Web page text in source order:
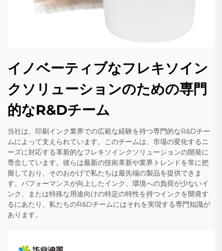
イノベーティブなフレキソイン
クソリューションのための専門
的なR&Dチーム
当社は、印刷インク業界での広範な経験を持つ専門的なR&Dチー
ムによって支えられています。このチームは、市場の変化するニ
ーズに対応する革新的なフレキソインクソリューションの開発に
専念しています。彼らは最新の技術革新や業界トレンドを常に把
握しており、そのおかげで私たちは最先端の製品を提供できま
す。パフォーマンスが向上したインク、環境への負荷が少ないイ
ンク、または特殊な用途向けの特定の特性を持つインクを開発す
るにあたり、私たちのR&Dチームにはそれを実現する専門知識が
あります。